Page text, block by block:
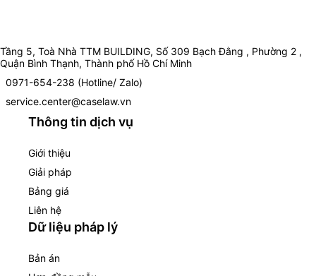
Tầng 5, Toà Nhà TTM BUILDING, Số 309 Bạch Đằng , Phường 2 ,
Quận Bình Thạnh, Thành phố Hồ Chí Minh
0971-654-238 (Hotline/ Zalo)
service.center@caselaw.vn
Thông tin dịch vụ
Giới thiệu
Giải pháp
Bảng giá
Liên hệ
Dữ liệu pháp lý
Bản án